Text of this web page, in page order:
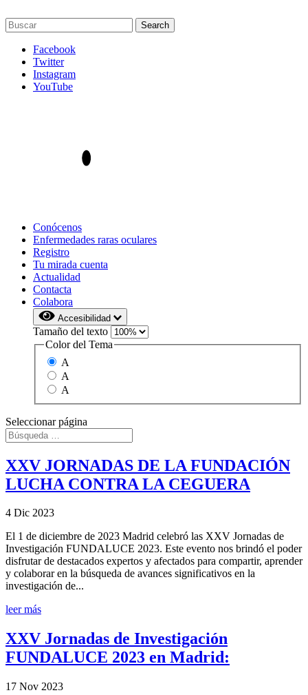
Facebook
Twitter
Instagram
YouTube
Conócenos
Enfermedades raras oculares
Registro
Tu mirada cuenta
Actualidad
Contacta
Colabora
Accesibilidad
Tamaño del texto
Color del Tema
A
A
A
Seleccionar página
XXV JORNADAS DE LA FUNDACIÓN
LUCHA CONTRA LA CEGUERA
4 Dic 2023
El 1 de diciembre de 2023 Madrid celebró las XXV Jornadas de
Investigación FUNDALUCE 2023. Este evento nos brindó el poder
disfrutar de destacados expertos y afectados para compartir, aprender
y colaborar en la búsqueda de avances significativos en la
investigación de...
leer más
XXV Jornadas de Investigación
FUNDALUCE 2023 en Madrid:
17 Nov 2023